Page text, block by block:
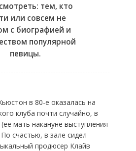
тем, кто
или совсем не
с биографией и
популярной
певицы.
в 80-е оказалась на
клуба почти случайно, в
мать накануне выступления
счастью, в зале сидел
продюсер Клайв